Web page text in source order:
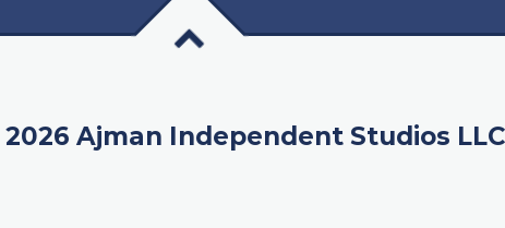
Ajman Independent Studios LLC